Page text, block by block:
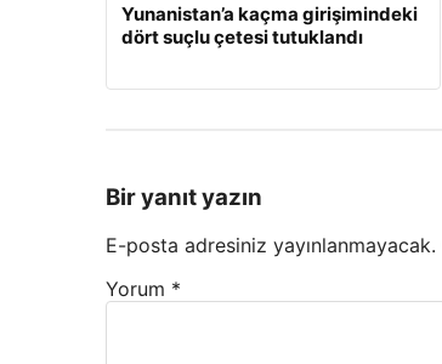
Yunanistan’a kaçma girişimindeki
dört suçlu çetesi tutuklandı
Bir yanıt yazın
E-posta adresiniz yayınlanmayacak.
Yorum *